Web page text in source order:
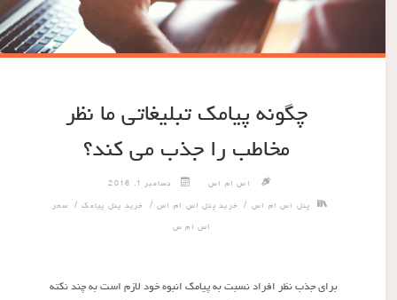
چگونه پیامک تبلیغاتی ما نظر
مخاطب را جذب می کند؟
اس ام اس دسامبر 1, 2016
پنل اس ام اس/ خرید پنل اس ام اس / خرید پنل پیامک/ سحر
اس ام س
برای جذب نظر افراد نسبت به پیامک انبوه خود لازم است به چند نکته